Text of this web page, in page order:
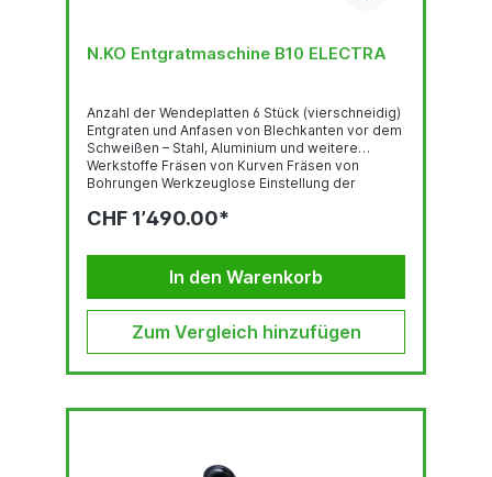
N.KO Entgratmaschine B10 ELECTRA
Anzahl der Wendeplatten 6 Stück (vierschneidig)
Entgraten und Anfasen von Blechkanten vor dem
Schweißen – Stahl, Aluminium und weitere
Werkstoffe Fräsen von Kurven Fräsen von
Bohrungen Werkzeuglose Einstellung der
Arbeitsweise drehbar ergonomischer Griff
Leistung: 1700W Drehzahl: 2700-8500 RPM
Fasenbreite:0 bis 10 mm < 400 N/mm2
CHF 1’490.00*
In den Warenkorb
Zum Vergleich hinzufügen